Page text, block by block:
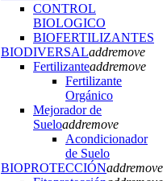
CONTROL
BIOLOGICO
BIOFERTILIZANTES
BIODIVERSALaddremove
Fertilizanteaddremove
Fertilizante
Orgánico
Mejorador de
Sueloaddremove
Acondicionador
de Suelo
BIOPROTECCIÓNaddremove